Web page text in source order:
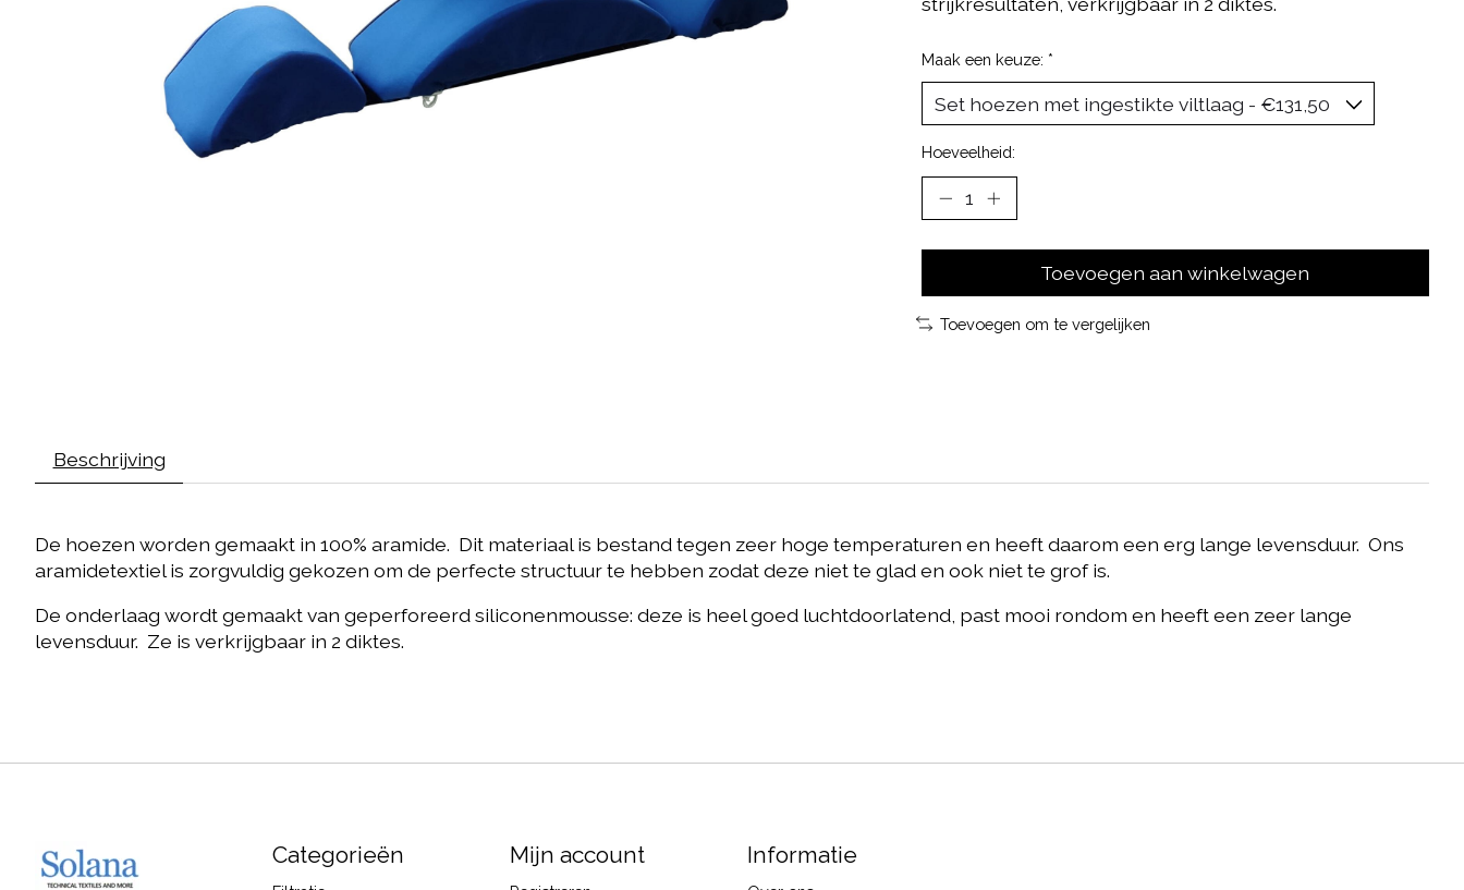
Maak een keuze: *
Hoeveelheid:
Toevoegen aan winkelwagen
Toevoegen om te vergelijken
Beschrijving
De hoezen worden gemaakt in 100% aramide. Dit materiaal is bestand tegen zeer hoge temperaturen en heeft daarom een erg lange levensduur. Ons
aramidetextiel is zorgvuldig gekozen om de perfecte structuur te hebben zodat deze niet te glad en ook niet te grof is.
De onderlaag wordt gemaakt van geperforeerd siliconenmousse: deze is heel goed luchtdoorlatend, past mooi rondom en heeft een zeer lange
levensduur. Ze is verkrijgbaar in 2 diktes.
Categorieën Mijn account Informatie